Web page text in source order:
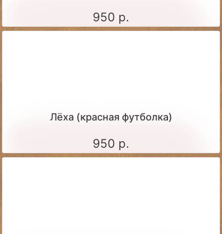
950 р.
Лёха (красная футболка)
950 р.